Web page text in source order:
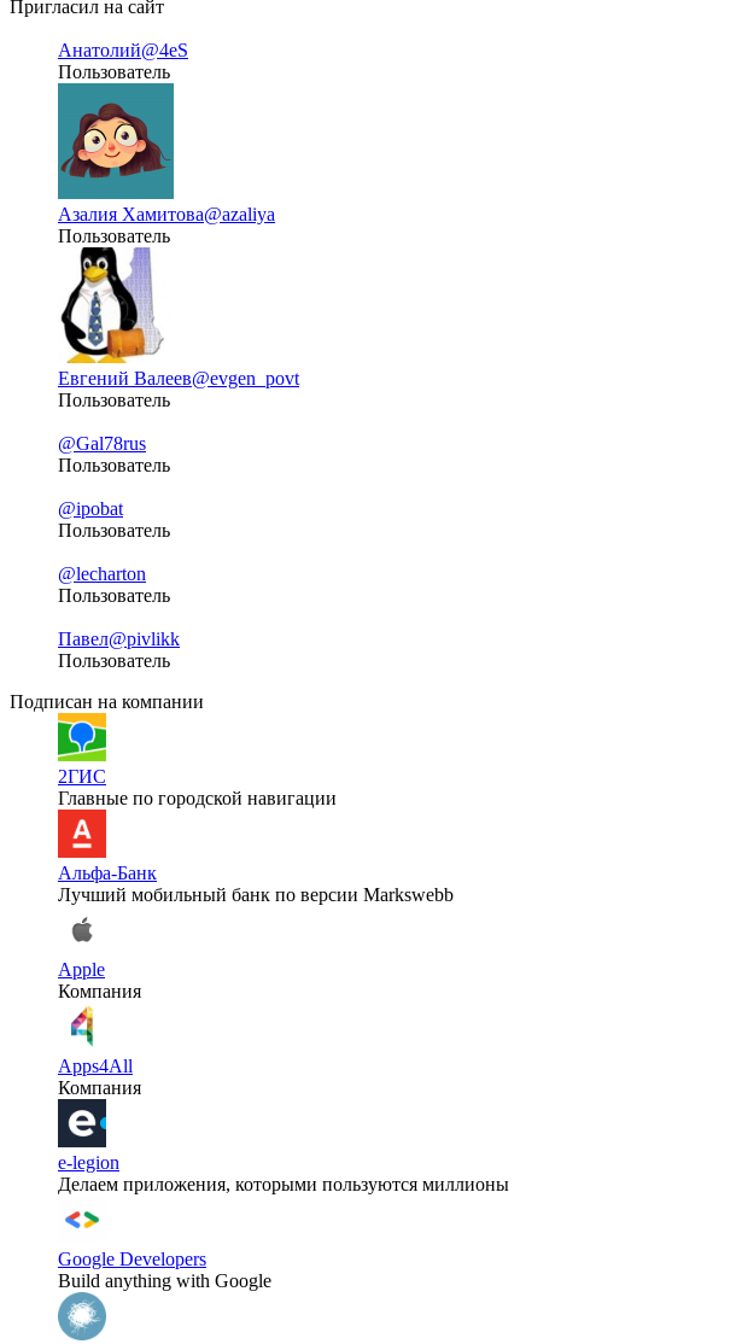
Пригласил на сайт
Анатолий@4eS
Пользователь
Азалия Хамитова@azaliya
Пользователь
Евгений Валеев@evgen_povt
Пользователь
@Gal78rus
Пользователь
@ipobat
Пользователь
@lecharton
Пользователь
Павел@pivlikk
Пользователь
Подписан на компании
2ГИС
Главные по городской навигации
Альфа-Банк
Лучший мобильный банк по версии Markswebb
Apple
Компания
Apps4All
Компания
e-legion
Делаем приложения, которыми пользуются миллионы
Google Developers
Build anything with Google